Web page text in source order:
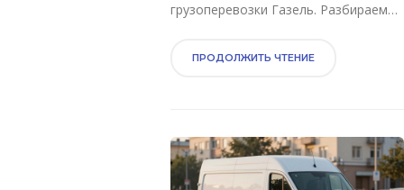
грузоперевозки Газель. Разбираем
и советы по экономии для городских
ПРОДОЛЖИТЬ ЧТЕНИЕ